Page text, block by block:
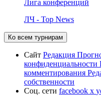
Лига конференций
ЛЧ - Top News
Ко всем турнирам
Сайт Редакция
конфиденциальности
комментирования
собственности
Соц. сети facebook x